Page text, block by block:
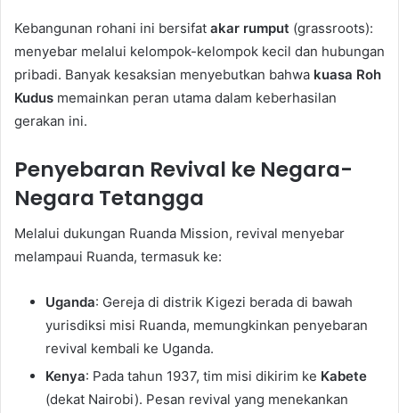
Kebangunan rohani ini bersifat akar rumput (grassroots):
menyebar melalui kelompok-kelompok kecil dan hubungan
pribadi. Banyak kesaksian menyebutkan bahwa kuasa Roh
Kudus memainkan peran utama dalam keberhasilan
gerakan ini.
Penyebaran Revival ke Negara-
Negara Tetangga
Melalui dukungan Ruanda Mission, revival menyebar
melampaui Ruanda, termasuk ke:
Uganda: Gereja di distrik Kigezi berada di bawah
yurisdiksi misi Ruanda, memungkinkan penyebaran
revival kembali ke Uganda.
Kenya: Pada tahun 1937, tim misi dikirim ke Kabete
(dekat Nairobi). Pesan revival yang menekankan